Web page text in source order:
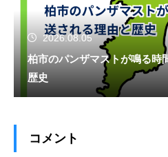
2026.08.05
柏市のパンザマストが鳴る時
歴史
コメント